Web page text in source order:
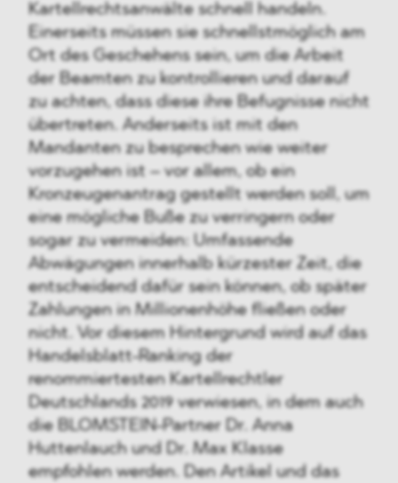
Kartellrechtsanwälte schnell handeln.
Einerseits müssen sie schnellstmöglich am
Ort des Geschehens sein, um die Arbeit
der Beamten zu kontrollieren und darauf
zu achten, dass diese ihre Befugnisse nicht
übertreten. Anderseits ist mit den
Mandanten zu besprechen wie weiter
vorzugehen ist – vor allem, ob ein
Kronzeugenantrag gestellt werden soll, um
eine mögliche Buße zu verringern oder
sogar zu vermeiden: Umfassende
Abwägungen innerhalb kürzester Zeit, die
entscheidend dafür sein können, ob später
Zahlungen in Millionenhöhe fließen oder
nicht. Vor diesem Hintergrund wird auf das
Handelsblatt-Ranking der
renommiertesten Kartellrechtler
Deutschlands 2019 verwiesen, in dem auch
die BLOMSTEIN-Partner Dr. Anna
Huttenlauch und Dr. Max Klasse
empfohlen werden. Den Artikel und das